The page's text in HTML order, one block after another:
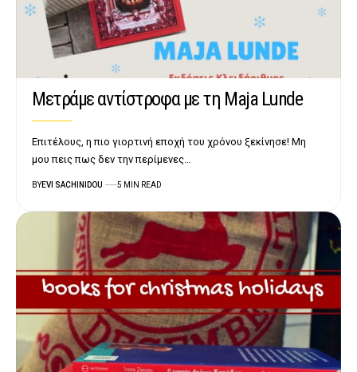
Μετράμε αντίστροφα με τη Maja Lunde
Επιτέλους, η πιο γιορτινή εποχή του χρόνου ξεκίνησε! Μη
μου πεις πως δεν την περίμενες…
BYEVI SACHINIDOU 5 MIN READ